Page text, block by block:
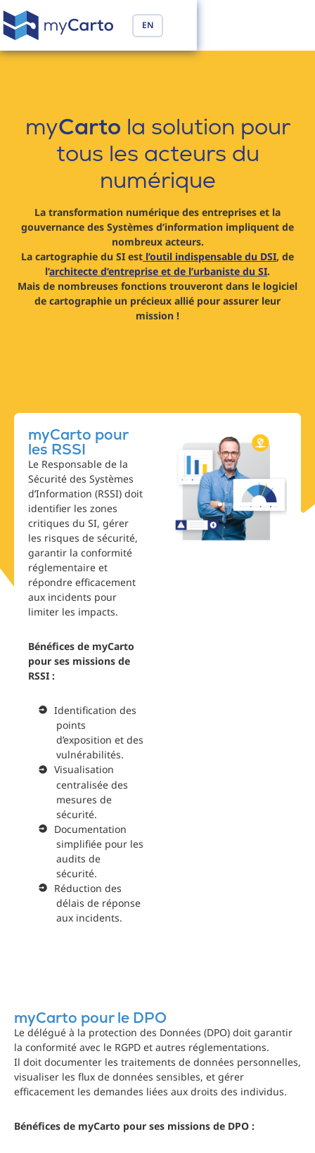
EN
myCarto la solution pour
tous les acteurs du
numérique
La transformation numérique des entreprises et la
gouvernance des Systèmes d’information impliquent de
nombreux acteurs.
La cartographie du SI est l’outil indispensable du DSI, de
l’architecte d’entreprise et de l’urbaniste du SI.
Mais de nombreuses fonctions trouveront dans le logiciel
de cartographie un précieux allié pour assurer leur
mission !
myCarto pour
les RSSI
Le Responsable de la
Sécurité des Systèmes
d’Information (RSSI) doit
identifier les zones
critiques du SI, gérer
les risques de sécurité,
garantir la conformité
réglementaire et
répondre efficacement
aux incidents pour
limiter les impacts.
Bénéfices de myCarto
pour ses missions de
RSSI :
Identification des
points
d’exposition et des
vulnérabilités.
Visualisation
centralisée des
mesures de
sécurité.
Documentation
simplifiée pour les
audits de
sécurité.
Réduction des
délais de réponse
aux incidents.
myCarto pour le DPO
Le délégué à la protection des Données (DPO) doit garantir
la conformité avec le RGPD et autres réglementations.
Il doit documenter les traitements de données personnelles,
visualiser les flux de données sensibles, et gérer
efficacement les demandes liées aux droits des individus.
Bénéfices de myCarto pour ses missions de DPO :